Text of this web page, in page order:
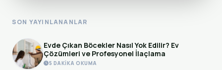
SON YAYINLANANLAR
Evde Çıkan Böcekler Nasıl Yok Edilir? Ev
Çözümleri ve Profesyonel İlaçlama
5 DAKIKA OKUMA